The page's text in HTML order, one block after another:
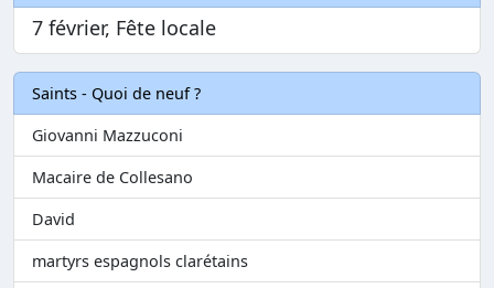
7 février, Fête locale
Saints - Quoi de neuf ?
Giovanni Mazzuconi
Macaire de Collesano
David
martyrs espagnols clarétains